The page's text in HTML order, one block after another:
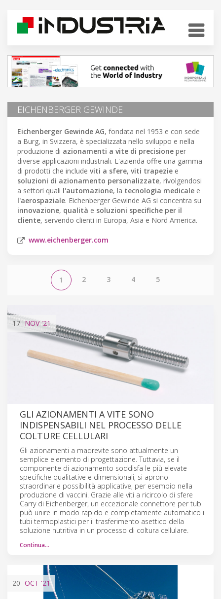
EICHENBERGER GEWINDE
Eichenberger Gewinde AG, fondata nel 1953 e con sede
a Burg, in Svizzera, è specializzata nello sviluppo e nella
produzione di azionamenti a vite di precisione per
diverse applicazioni industriali. L'azienda offre una gamma
di prodotti che include viti a sfere, viti trapezie e
soluzioni di azionamento personalizzate, rivolgendosi
a settori quali l'automazione, la tecnologia medicale e
l'aerospaziale. Eichenberger Gewinde AG si concentra su
innovazione, qualità e soluzioni specifiche per il
cliente, servendo clienti in Europa, Asia e Nord America.
www.eichenberger.com
1 2 3 4 5
17 NOV'21
GLI AZIONAMENTI A VITE SONO
INDISPENSABILI NEL PROCESSO DELLE
COLTURE CELLULARI
Gli azionamenti a madrevite sono attualmente un
semplice elemento di progettazione. Tuttavia, se il
componente di azionamento soddisfa le più elevate
specifiche qualitative e dimensionali, si aprono
straordinarie possibilità applicative, per esempio nella
produzione di vaccini. Grazie alle viti a ricircolo di sfere
Carry di Eichenberger, un eccezionale connettore per tubi
può unire in modo rapido e completamente automatico i
tubi termoplastici per il trasferimento asettico della
soluzione nutritiva in un processo di coltura cellulare.
Continua…
20 OCT '21